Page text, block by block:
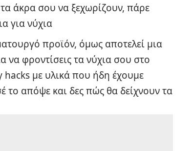
άκρα σου να ξεχωρίζουν, πάρε
για νύχια
προϊόν, όμως αποτελεί μια
να φροντίσεις τα νύχια σου στο
hacks με υλικά που ήδη έχουμε
απόψε και δες πώς θα δείχνουν τα